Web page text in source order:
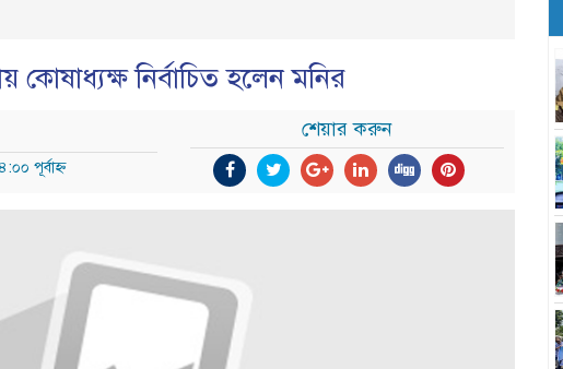
কোষাধ্যক্ষ নির্বাচিত হলেন মনির
পূর্বাহ্ন
শেয়ার করুন